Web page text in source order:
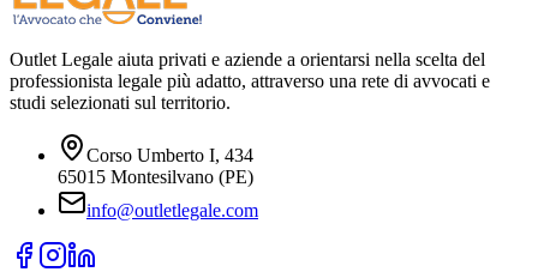
Outlet Legale aiuta privati e aziende a orientarsi nella scelta del
professionista legale più adatto, attraverso una rete di avvocati e
studi selezionati sul territorio.
Corso Umberto I, 434
65015 Montesilvano (PE)
info@outletlegale.com